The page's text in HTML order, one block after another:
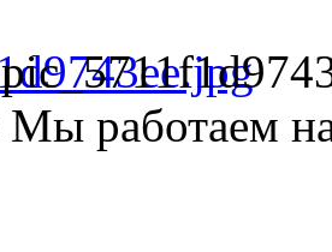
Мы работаем